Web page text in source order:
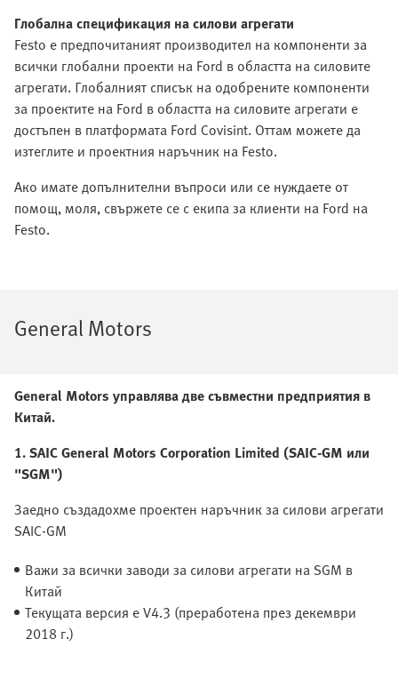
Глобална спецификация на силови агрегати
Festo е предпочитаният производител на компоненти за
всички глобални проекти на Ford в областта на силовите
агрегати. Глобалният списък на одобрените компоненти
за проектите на Ford в областта на силовите агрегати е
достъпен в платформата Ford Covisint. Оттам можете да
изтеглите и проектния наръчник на Festo.
Ако имате допълнителни въпроси или се нуждаете от
помощ, моля, свържете се с екипа за клиенти на Ford на
Festo.
General Motors
General Motors управлява две съвместни предприятия в
Китай.
1. SAIC General Motors Corporation Limited (SAIC-GM или
"SGM")
Заедно създадохме проектен наръчник за силови агрегати
SAIC-GM
Важи за всички заводи за силови агрегати на SGM в
Китай
Текущата версия е V4.3 (преработена през декември
2018 г.)